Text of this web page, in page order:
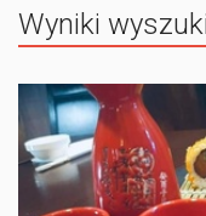
Wyniki